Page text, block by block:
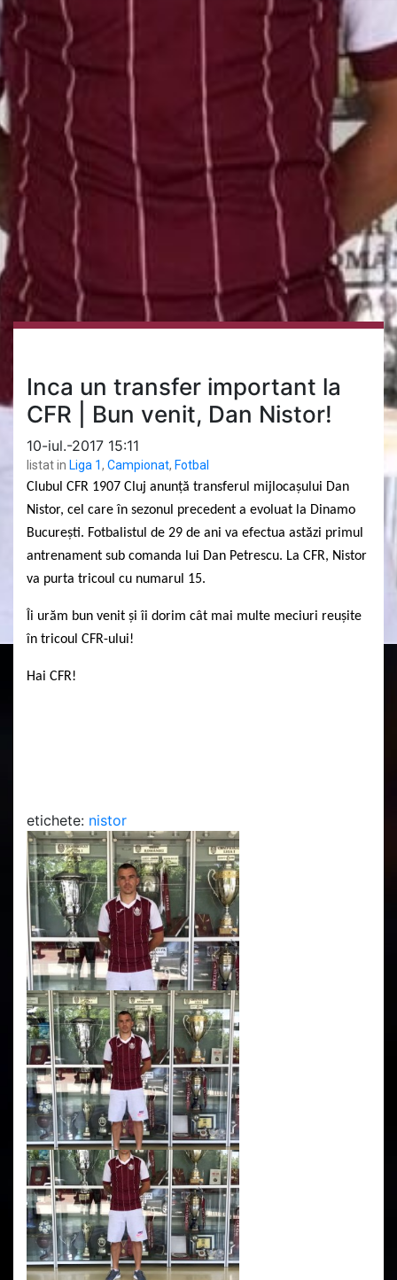
Inca un transfer important la
CFR | Bun venit, Dan Nistor!
10-iul.-2017 15:11
listat in Liga 1, Campionat, Fotbal
Clubul CFR 1907 Cluj anunță transferul mijlocașului Dan
Nistor, cel care în sezonul precedent a evoluat la Dinamo
București. Fotbalistul de 29 de ani va efectua astăzi primul
antrenament sub comanda lui Dan Petrescu. La CFR, Nistor
va purta tricoul cu numarul 15.
Îi urăm bun venit și îi dorim cât mai multe meciuri reușite
în tricoul CFR-ului!
Hai CFR!
etichete: nistor